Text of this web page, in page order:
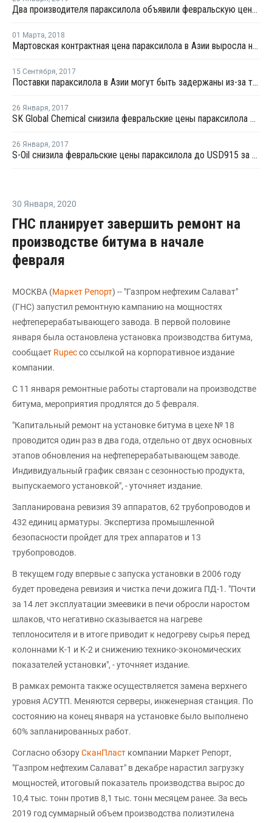
Два производителя параксилола объявили февральскую цену в диапазоне USD1150-1180 за тонну
01 Марта, 2018
Мартовская контрактная цена параксилола в Азии выросла на USD5 за тонну
15 Сентября, 2017
Поставки параксилола в Азии могут быть задержаны из-за тайфуна "Талим"
26 Января, 2017
SK Global Chemical снизила февральские цены параксилола до USD920 за тонну
26 Января, 2017
S-Oil снизила февральские цены параксилола до USD915 за тонну
30 Января, 2020
ГНС планирует завершить ремонт на
производстве битума в начале
февраля
МОСКВА (Маркет Репорт) -- "Газпром нефтехим Салават"
(ГНС) запустил ремонтную кампанию на мощностях
нефтеперерабатывающего завода. В первой половине
января была остановлена установка производства битума,
сообщает Rupeccо ссылкой на корпоративное издание
компании.
С 11 января ремонтные работы стартовали на производстве
битума, мероприятия продлятся до 5 февраля.
"Капитальный ремонт на установке битума в цехе № 18
проводится один раз в два года, отдельно от двух основных
этапов обновления на нефтеперерабатывающем заводе.
Индивидуальный график связан с сезонностью продукта,
выпускаемого установкой", - уточняет издание.
Запланирована ревизия 39 аппаратов, 62 трубопроводов и
432 единиц арматуры. Экспертиза промышленной
безопасности пройдет для трех аппаратов и 13
трубопроводов.
В текущем году впервые с запуска установки в 2006 году
будет проведена ревизия и чистка печи дожига ПД-1. "Почти
за 14 лет эксплуатации змеевики в печи обросли наростом
шлаков, что негативно сказывается на нагреве
теплоносителя и в итоге приводит к недогреву сырья перед
колоннами К-1 и К-2 и снижению технико-экономических
показателей установки", - уточняет издание.
В рамках ремонта также осуществляется замена верхнего
уровня АСУТП. Меняются серверы, инженерная станция. По
состоянию на конец января на установке было выполнено
60% запланированных работ.
Согласно обзоруСканПласт компании Маркет Репорт,
"Газпром нефтехим Салават" в декабре нарастил загрузку
мощностей, итоговый показатель производства вырос до
10,4 тыс. тонн против 8,1 тыс. тонн месяцем ранее. За весь
2019 год суммарный объем производства полиэтилена